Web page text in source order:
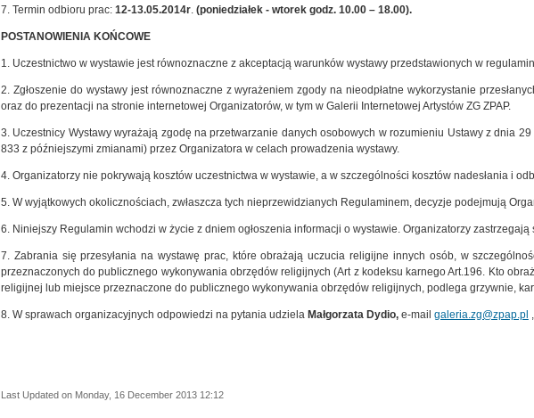
7. Termin odbioru prac: 12-13.05.2014r. (poniedziałek - wtorek godz. 10.00 – 18.00).
POSTANOWIENIA KOŃCOWE
1. Uczestnictwo w wystawie jest równoznaczne z akceptacją warunków wystawy przedstawionych w
2. Zgłoszenie do wystawy jest równoznaczne z wyrażeniem zgody na nieodpłatne wykorzystanie
oraz do prezentacji na stronie internetowej Organizatorów, w tym w Galerii Internetowej Artystów ZG ZPAP.
3. Uczestnicy Wystawy wyrażają zgodę na przetwarzanie danych osobowych w rozumieniu Ustawy z dnia
833 z późniejszymi zmianami) przez Organizatora w celach prowadzenia wystawy.
4. Organizatorzy nie pokrywają kosztów uczestnictwa w wystawie, a w szczególności kosztów nadesłania i
5. W wyjątkowych okolicznościach, zwłaszcza tych nieprzewidzianych Regulaminem, decyzje podejmują
6. Niniejszy Regulamin wchodzi w życie z dniem ogłoszenia informacji o wystawie. Organizatorzy
7. Zabrania się przesyłania na wystawę prac, które obrażają uczucia religijne innych osób, w
przeznaczonych do publicznego wykonywania obrzędów religijnych (Art z kodeksu karnego Art.196. Kto
religijnej lub miejsce przeznaczone do publicznego wykonywania obrzędów religijnych, podlega grzywnie,
8. W sprawach organizacyjnych odpowiedzi na pytania udziela Małgorzata Dydio,e-mail galeria.zg@zpap.pl ,
Last Updated on Monday, 16 December 2013 12:12